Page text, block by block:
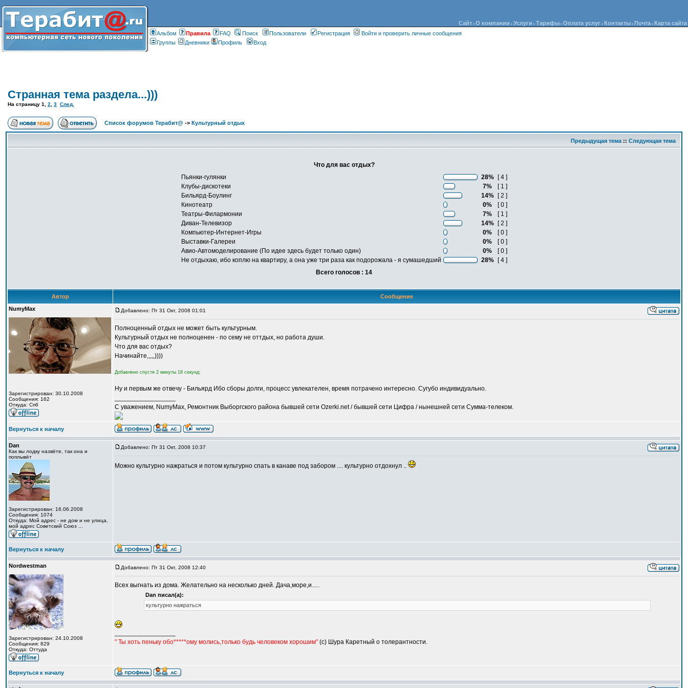
Сайт • О компании • Услуги • Тарифы • Оплата услуг • Контакты • Почта • Карта сайта
Альбом
Правилa FAQ Поиск Пользователи Регистрация
Войти и проверить личные сообщения
Группы
Дневники Профиль Вход
Странная тема раздела...)))
На страницу 1 2 3 След.
Список форумов Терабит@ -> Культурный отдых
Предыдущая тема :: Следующая тема
Что для вас отдых?
Пьянки-гулянки
28%
[ 4 ]
Клубы-дискотеки
7%
[ 1 ]
Бильярд-Боулинг
14%
[ 2 ]
Кинотеатр
0%
[ 0 ]
Театры-Филармонии
7%
[ 1 ]
Диван-Телевизор
14%
[ 2 ]
Компьютер-Интернет-Игры
0%
[ 0 ]
Выставки-Галереи
0%
[ 0 ]
Авио-Автомоделирование (По идее здесь будет только один)
0%
[ 0 ]
Не отдыхаю, ибо коплю на квартиру, а она уже три раза как подорожала - я сумашедший
28%
[ 4 ]
Всего голосов : 14
Автор
Сообщение
NumyMax
Зарегистрирован: 30.10.2008
Сообщения: 162
Откуда: Спб
Добавлено: Пт 31 Окт, 2008 01:01
Полноценный отдых не может быть культурным.
Культурный отдых не полноценен - по сему не оттдых, но работа души.
Что для вас отдых?
Начинайте,,,,,))))
Добавлено спустя 2 минуты 18 секунд:
Ну и первым же отвечу - Бильярд Ибо сборы долги, процесс увлекателен, время потрачено интересно. Сугубо индивидуально.
С уважением, NumyMax, Ремонтник Выборгского района бывшей сети Ozerki.net / бывшей сети Цифра / нынешней сети Сумма-телеком.
Вернуться к началу
Dan
Как вы лодку назвёте, так она и
поплывёт
Зарегистрирован: 16.06.2008
Сообщения: 1074
Откуда: Мой адрес - не дом и не улица,
мой адрес Советский Союз ...
Добавлено: Пт 31 Окт, 2008 10:37
Можно культурно нажраться и потом культурно спать в канаве под забором .... культурно отдохнул ..
Вернуться к началу
Nordwestman
Зарегистрирован: 24.10.2008
Сообщения: 829
Откуда: Оттуда
Добавлено: Пт 31 Окт, 2008 12:40
Всех выгнать из дома. Желательно на несколько дней. Дача,море,и.....
Dan писал(а):
культурно нажраться
" Ты хоть пеньку обо*****ому молись,только будь человеком хорошим" (с) Шура Каретный о толерантности.
Вернуться к началу